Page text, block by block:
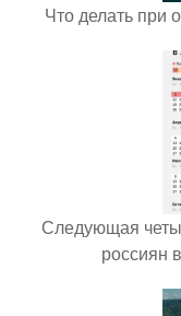
Что делать при
Следующая
россиян